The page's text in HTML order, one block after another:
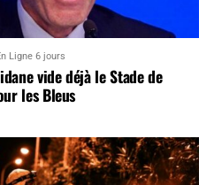
Ligne 6 jours
vide déjà le Stade de
les Bleus